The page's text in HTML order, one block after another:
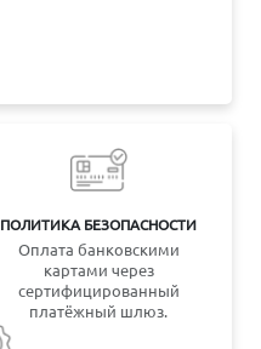
ПОЛИТИКА БЕЗОПАСНОСТИ
Оплата банковскими
картами через
сертифицированный
платёжный шлюз.